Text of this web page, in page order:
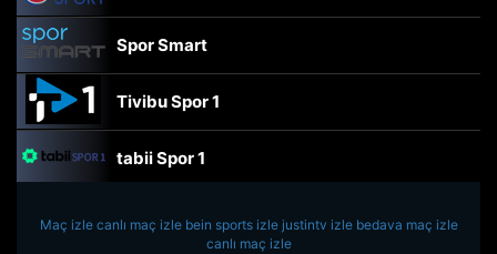
Spor Smart
Tivibu Spor 1
tabii Spor 1
TRT Spor
Maç izle canlı maç izle bein sports izle justintv izle bedava maç izle
canlı maç izle